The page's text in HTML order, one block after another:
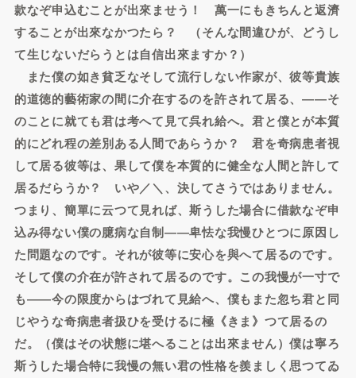
款なぞ申込むことが出來ませう！ 萬一にもきちんと返濟
することが出來なかつたら？ （そんな間違ひが、どうし
て生じないだらうとは自信出來ますか？）
また僕の如き貧乏なそして流行しない作家が、彼等貴族
的道徳的藝術家の間に介在するのを許されて居る、――そ
のことに就ても君は考へて見て呉れ給へ。君と僕とが本質
的にどれ程の差別ある人間であらうか？ 君を奇病患者視
して居る彼等は、果して僕を本質的に健全な人間と許して
居るだらうか？ いや／＼、決してさうではありません。
つまり、簡單に云つて見れば、斯うした場合に借款なぞ申
込み得ない僕の臆病な自制――卑怯な我慢ひとつに原因し
た問題なのです。それが彼等に安心を與へて居るのです。
そして僕の介在が許されて居るのです。この我慢が一寸で
も――今の限度からはづれて見給へ、僕もまた忽ち君と同
じやうな奇病患者扱ひを受けるに極《きま》つて居るの
だ。（僕はその状態に堪へることは出來ません）僕は寧ろ
斯うした場合特に我慢の無い君の性格を羨ましく思つてゐ